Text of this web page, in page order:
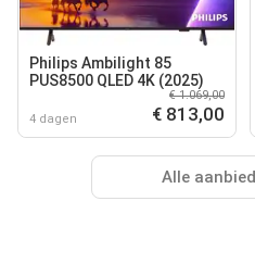
Philips Ambilight 85
PUS8500 QLED 4K (2025)
4 dagen
€ 1.069,00
€ 813,00
Alle